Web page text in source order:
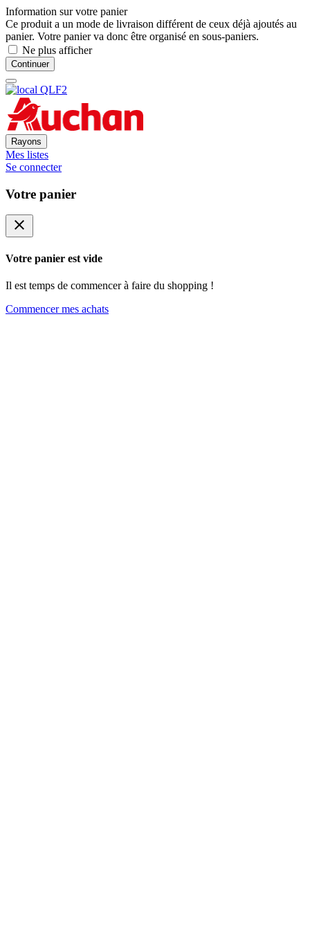
Information sur votre panier
Ce produit a un mode de livraison différent de ceux déjà ajoutés au
panier. Votre panier va donc être organisé en sous-paniers.
Ne plus afficher
Continuer
Rayons
Mes listes
Se connecter
Votre panier
close
Votre panier est vide
Il est temps de commencer à faire du shopping !
Commencer mes achats